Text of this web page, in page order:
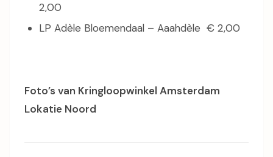
2,00
LP Adèle Bloemendaal – Aaahdèle € 2,00
Foto’s van Kringloopwinkel Amsterdam
Lokatie Noord